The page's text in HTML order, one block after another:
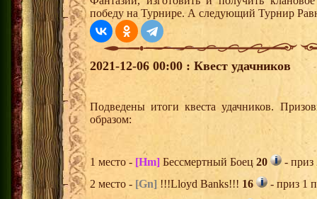
победу на Турнире. А следующий Турнир
2021-12-06 00:00 : Квест удачников
Подведены итоги квеста удачников.
образом:
1 место - [Hm] Бессмертный Боец 20
- приз
2 место - [Gn] !!!Lloyd Banks!!! 16
- приз 1